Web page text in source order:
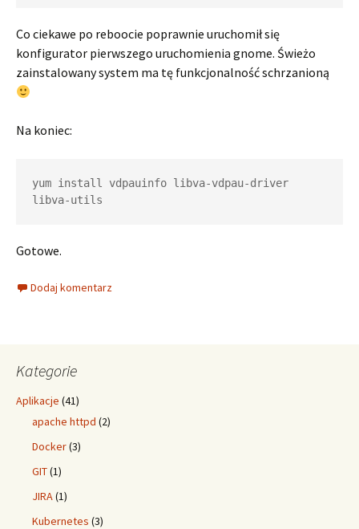
Co ciekawe po reboocie poprawnie uruchomił się
konfigurator pierwszego uruchomienia gnome. Świeżo
zainstalowany system ma tę funkcjonalność schrzanioną
Na koniec:
yum install vdpauinfo libva-vdpau-driver
libva-utils
Gotowe.
Dodaj komentarz
Kategorie
Aplikacje (41)
apache httpd (2)
Docker(3)
GIT(1)
JIRA(1)
Kubernetes (3)